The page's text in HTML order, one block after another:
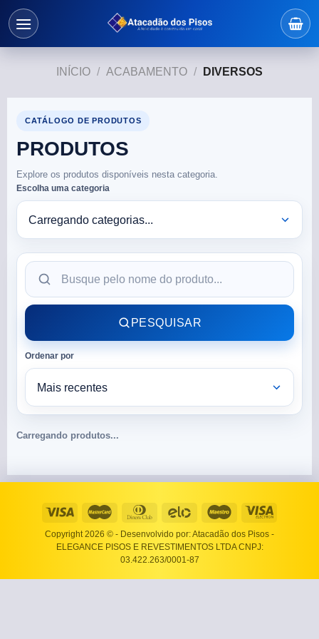
INÍCIO / ACABAMENTO / DIVERSOS
CATÁLOGO DE PRODUTOS
PRODUTOS
Explore os produtos disponíveis nesta categoria.
Escolha uma categoria
PESQUISAR
Ordenar por
Carregando produtos...
Copyright 2026 © - Desenvolvido por: Atacadão dos Pisos -
ELEGANCE PISOS E REVESTIMENTOS LTDA CNPJ:
03.422.263/0001-87